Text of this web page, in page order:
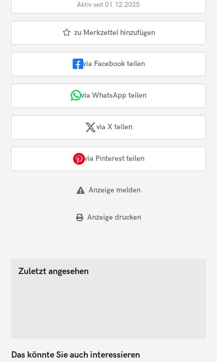
Aktiv seit 01.12.2025
zu Merkzettel hinzufügen
via Facebook teilen
via WhatsApp teilen
via X teilen
via Pinterest teilen
Anzeige melden
Anzeige drucken
Zuletzt angesehen
Das könnte Sie auch interessieren